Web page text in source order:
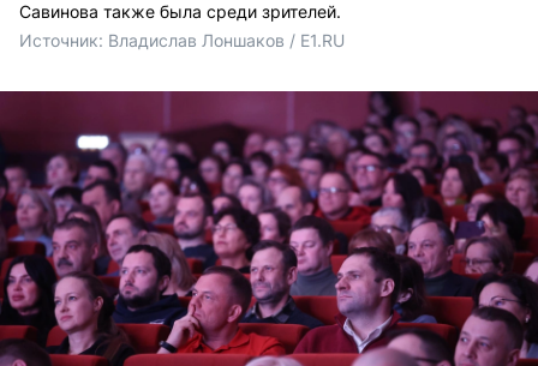
Савинова также была среди зрителей.
Источник: Владислав Лоншаков / E1.RU